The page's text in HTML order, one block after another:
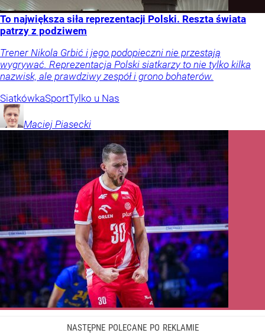
To największa siła reprezentacji Polski. Reszta świata
patrzy z podziwem
Trener Nikola Grbić i jego podopieczni nie przestają
wygrywać. Reprezentacja Polski siatkarzy to nie tylko kilka
nazwisk, ale prawdziwy zespół i grono bohaterów.
SiatkówkaSportTylko u Nas
Maciej Piasecki